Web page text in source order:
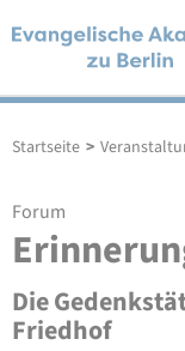
Startseite >
Forum
Die
Friedhof